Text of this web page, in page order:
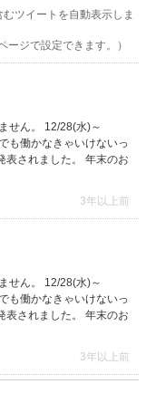
ツイートを自動表示しま
ージで設定できます。）
せん。 12/28(水)～
も働かなきゃいけないっ
表されました。 年末のお
3年以上前
せん。 12/28(水)～
も働かなきゃいけないっ
表されました。 年末のお
3年以上前